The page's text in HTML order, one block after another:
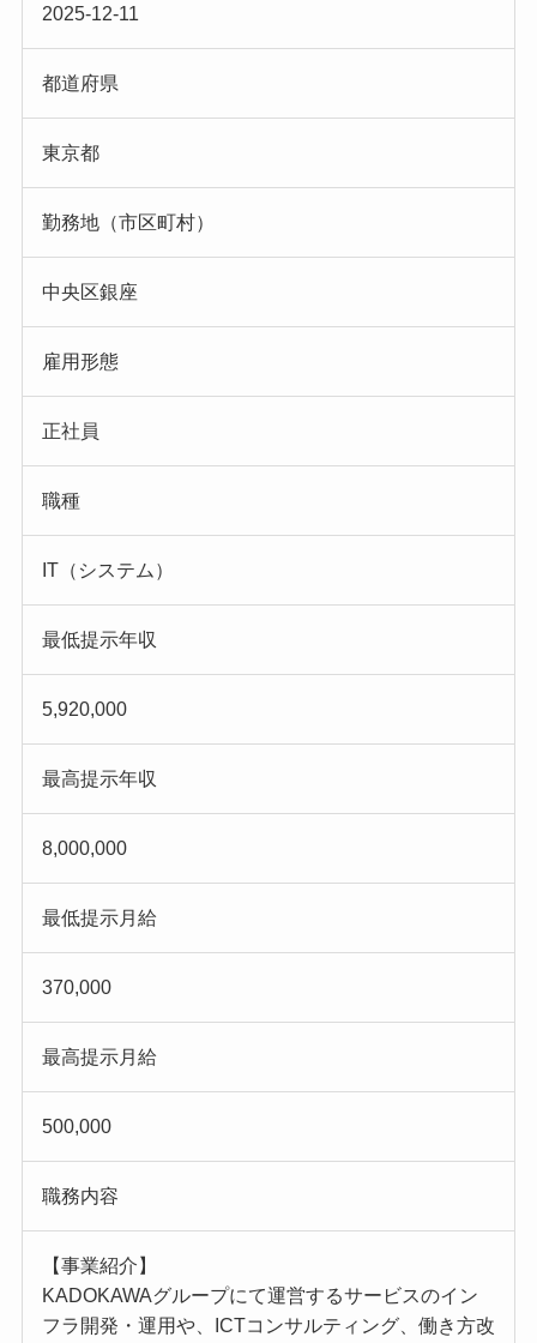
2025-12-11
都道府県
東京都
勤務地（市区町村）
中央区銀座
雇用形態
正社員
職種
IT（システム）
最低提示年収
5,920,000
最高提示年収
8,000,000
最低提示月給
370,000
最高提示月給
500,000
職務内容
【事業紹介】
KADOKAWAグループにて運営するサービスのイン
フラ開発・運用や、ICTコンサルティング、働き方改